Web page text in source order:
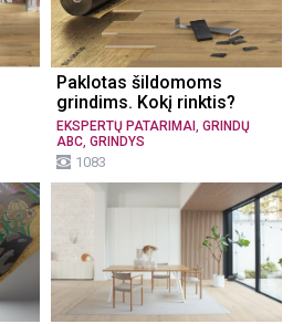
Paklotas šildomoms
grindims. Kokį rinktis?
EKSPERTŲ PATARIMAI , GRINDŲ
ABC, GRINDYS
1083